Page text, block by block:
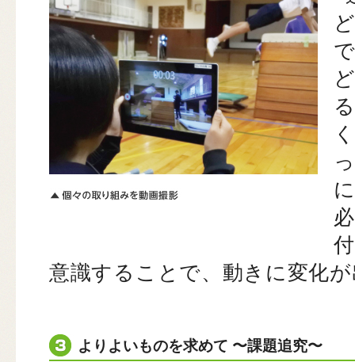
意識することで、動きに変化
よりよいものを求めて 〜課題追究〜